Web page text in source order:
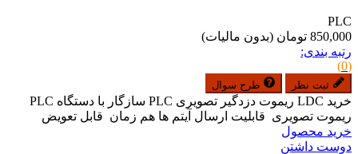
PLC
850,000 تومان
(بدون مالیات)
رتبه بندی:
(0)
ثبت نظر طرح سوال
خرید LDC ریموت دزدگیر تصویری PLC سازگار با دستگاه PLC
ریموت تصویری قابلیت ارسال آیتم ها هم زمان قابل تعویض
خرید محصول
دوست داشتن